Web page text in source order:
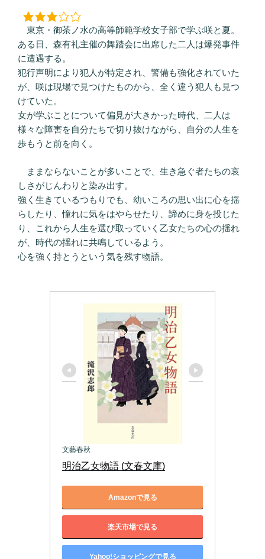
東京・御茶ノ水の高等師範学校女子部で学ぶ咲と夏。
ある日、森有礼主催の舞踏会に出席した二人は爆発事件
に遭遇する。
犯行声明により犯人が特定され、警備も強化されていた
が、咲は現場で見つけたものから、全く違う犯人も見つ
けていた。
女が学ぶことについて偏見が大きかった時代、二人は
様々な障害を自分たちで切り抜けながら、自分の人生を
歩もうと前を向く。
ままならないことが多いことで、生き急ぐ者たちの哀
しさがじんわりと染み出す。
強く生きているつもりでも、幼いころの思い出に心を揺
らしたり、憧れに気をはやらせたり、諦めに身を投じた
り、これから人生を選び取っていく乙女たちの心の揺れ
が、時代の揺れに共鳴しているよう。
心を強く持とうという気を残す物語。
文藝春秋
明治乙女物語 (文春文庫)
Amazonで見る
楽天市場で見る
Yahoo!ショッピングで見る